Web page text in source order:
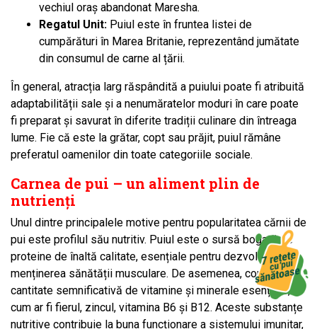
vechiul oraș abandonat Maresha.
Regatul Unit: Puiul este în fruntea listei de
cumpărături în Marea Britanie, reprezentând jumătate
din consumul de carne al țării.
În general, atracția larg răspândită a puiului poate fi atribuită
adaptabilității sale și a nenumăratelor moduri în care poate
fi preparat și savurat în diferite tradiții culinare din întreaga
lume. Fie că este la grătar, copt sau prăjit, puiul rămâne
preferatul oamenilor din toate categoriile sociale.
Carnea de pui – un aliment plin de
nutrienți
Unul dintre principalele motive pentru popularitatea cărnii de
pui este profilul său nutritiv. Puiul este o sursă bogată de
proteine de înaltă calitate, esențiale pentru dezvoltarea și
menținerea sănătății musculare. De asemenea, conține o
cantitate semnificativă de vitamine și minerale esențiale,
cum ar fi fierul, zincul, vitamina B6 și B12. Aceste substanțe
nutritive contribuie la buna funcționare a sistemului imunitar,